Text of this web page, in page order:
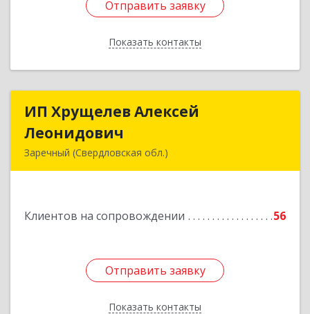
Отправить заявку
Показать контакты
Отправить заявку
Назад
ИП Хрущелев Алексей
Леонидович
Заречный (Свердловская обл.)
Клиентов на сопровождении 56
Отправить заявку
Показать контакты
ИП Хрущелев Алексей
Подробнее
Отправить заявку
Назад